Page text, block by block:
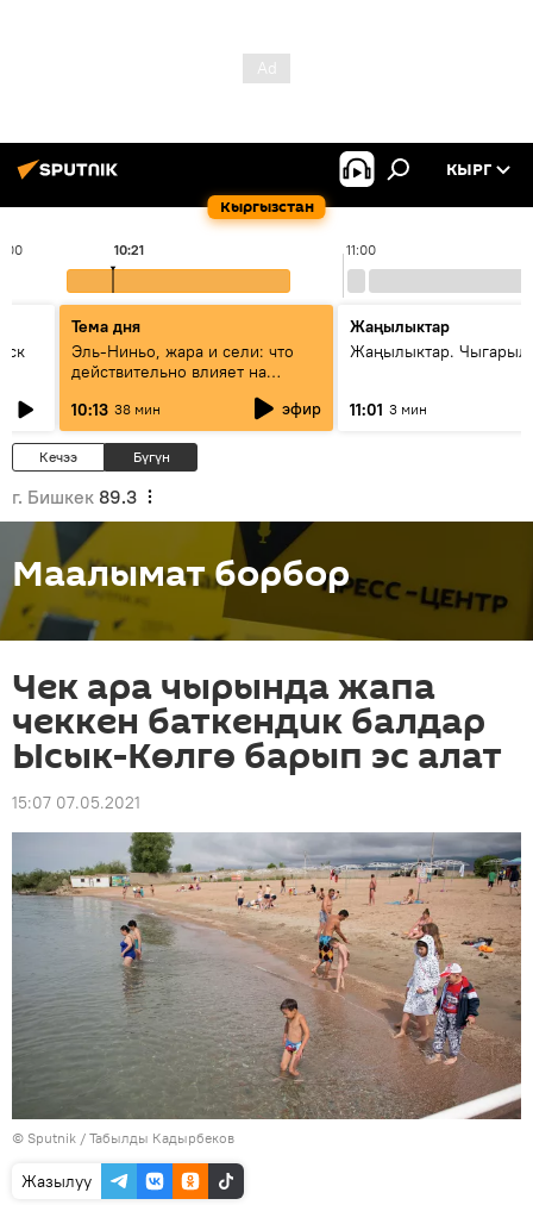
Кыргызстан
КЫРГ
11:00
10:21
Тема дня
Эль-Ниньо, жара и сели: что
действительно влияет на
10:13 38 мин эфир
Жаңылыктар
Жаңылыктар.
11:01 3 мин
Кечээ Бүгүн
г. Бишкек 89.3
Маалымат борбор
Чек ара чырында жапа
чеккен баткендик балдар
Ысык-Көлгө барып эс алат
15:07 07.05.2021
© Sputnik / Табылды Кадырбеков
Жазылуу